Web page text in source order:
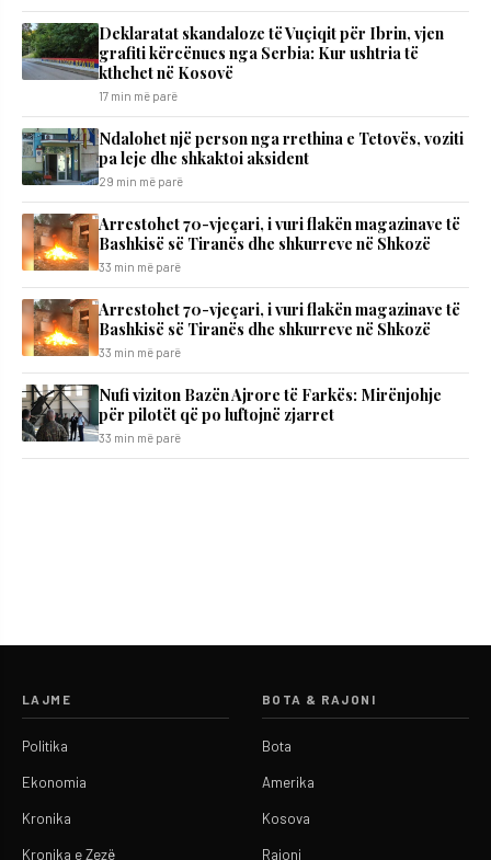
Deklaratat skandaloze të Vuçiqit për Ibrin, vjen
grafiti kërcënues nga Serbia: Kur ushtria të
kthehet në Kosovë
17 min më parë
Ndalohet një person nga rrethina e Tetovës, voziti
pa leje dhe shkaktoi aksident
29 min më parë
Arrestohet 70-vjeçari, i vuri flakën magazinave të
Bashkisë së Tiranës dhe shkurreve në Shkozë
33 min më parë
Arrestohet 70-vjeçari, i vuri flakën magazinave të
Bashkisë së Tiranës dhe shkurreve në Shkozë
33 min më parë
Nufi viziton Bazën Ajrore të Farkës: Mirënjohje
për pilotët që po luftojnë zjarret
33 min më parë
LAJME
Politika
Ekonomia
Kronika
Kronika e Zezë
BOTA & RAJONI
Bota
Amerika
Kosova
Rajoni